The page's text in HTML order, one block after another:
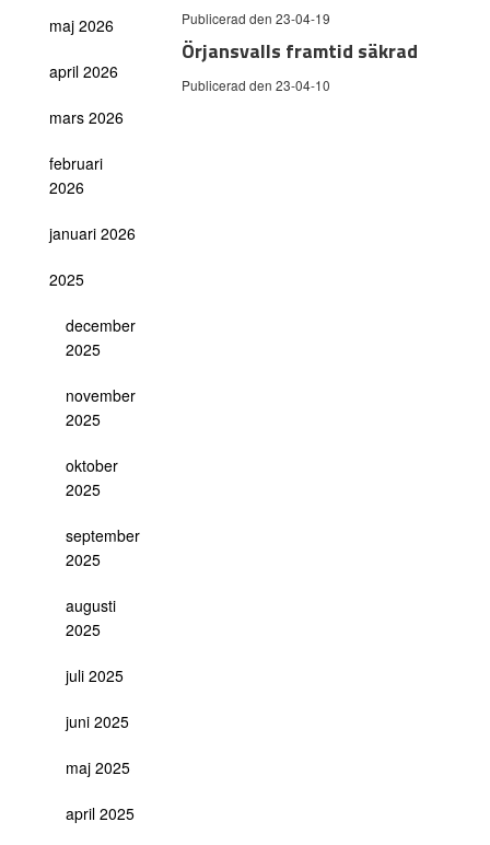
maj 2026
april 2026
mars 2026
februari
2026
januari 2026
2025
december
2025
november
2025
oktober
2025
september
2025
augusti
2025
juli 2025
juni 2025
maj 2025
april 2025
Publicerad den 23-04-19
Örjansvalls framtid säkrad
Publicerad den 23-04-10